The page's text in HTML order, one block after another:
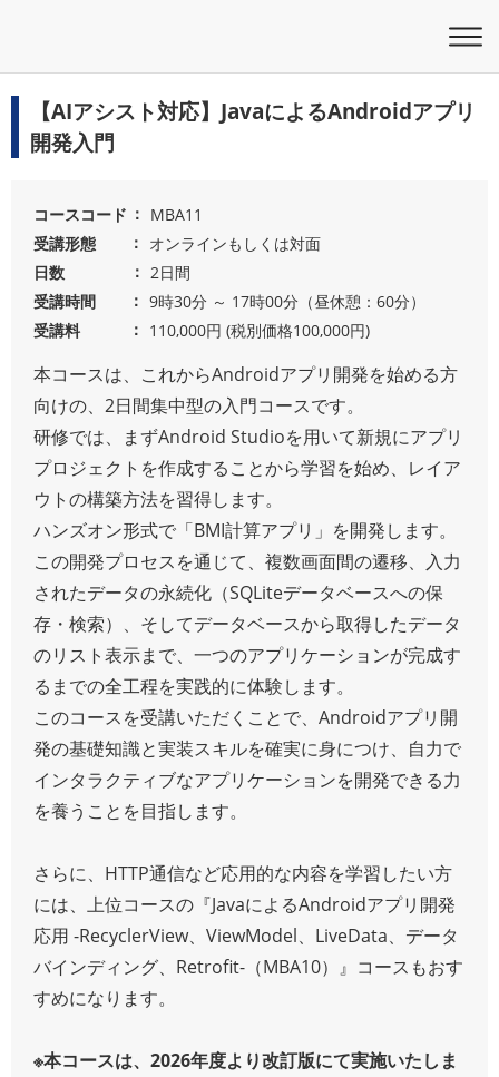
【AIアシスト対応】JavaによるAndroidアプリ
開発入門
コースコード
MBA11
受講形態
オンラインもしくは対面
日数
2日間
受講時間
9時30分 ～ 17時00分（昼休憩：60分）
受講料
110,000円 (税別価格100,000円)
本コースは、これからAndroidアプリ開発を始める方
向けの、2日間集中型の入門コースです。
研修では、まずAndroid Studioを用いて新規にアプリ
プロジェクトを作成することから学習を始め、レイア
ウトの構築方法を習得します。
ハンズオン形式で「BMI計算アプリ」を開発します。
この開発プロセスを通じて、複数画面間の遷移、入力
されたデータの永続化（SQLiteデータベースへの保
存・検索）、そしてデータベースから取得したデータ
のリスト表示まで、一つのアプリケーションが完成す
るまでの全工程を実践的に体験します。
このコースを受講いただくことで、Androidアプリ開
発の基礎知識と実装スキルを確実に身につけ、自力で
インタラクティブなアプリケーションを開発できる力
を養うことを目指します。
さらに、HTTP通信など応用的な内容を学習したい方
には、上位コースの『JavaによるAndroidアプリ開発
応用 -RecyclerView、ViewModel、LiveData、データ
バインディング、Retrofit-（MBA10）』コースもおす
すめになります。
※本コースは、2026年度より改訂版にて実施いたしま